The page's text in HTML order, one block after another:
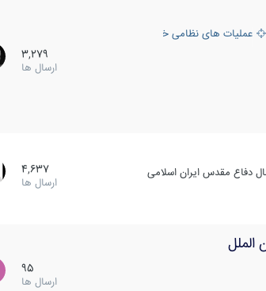
عملیات های نظامی خارجی
3,279
ارسال ها
دفاع مقدس ایران اسلامی
4,637
ارسال ها
الملل
95
ارسال ها